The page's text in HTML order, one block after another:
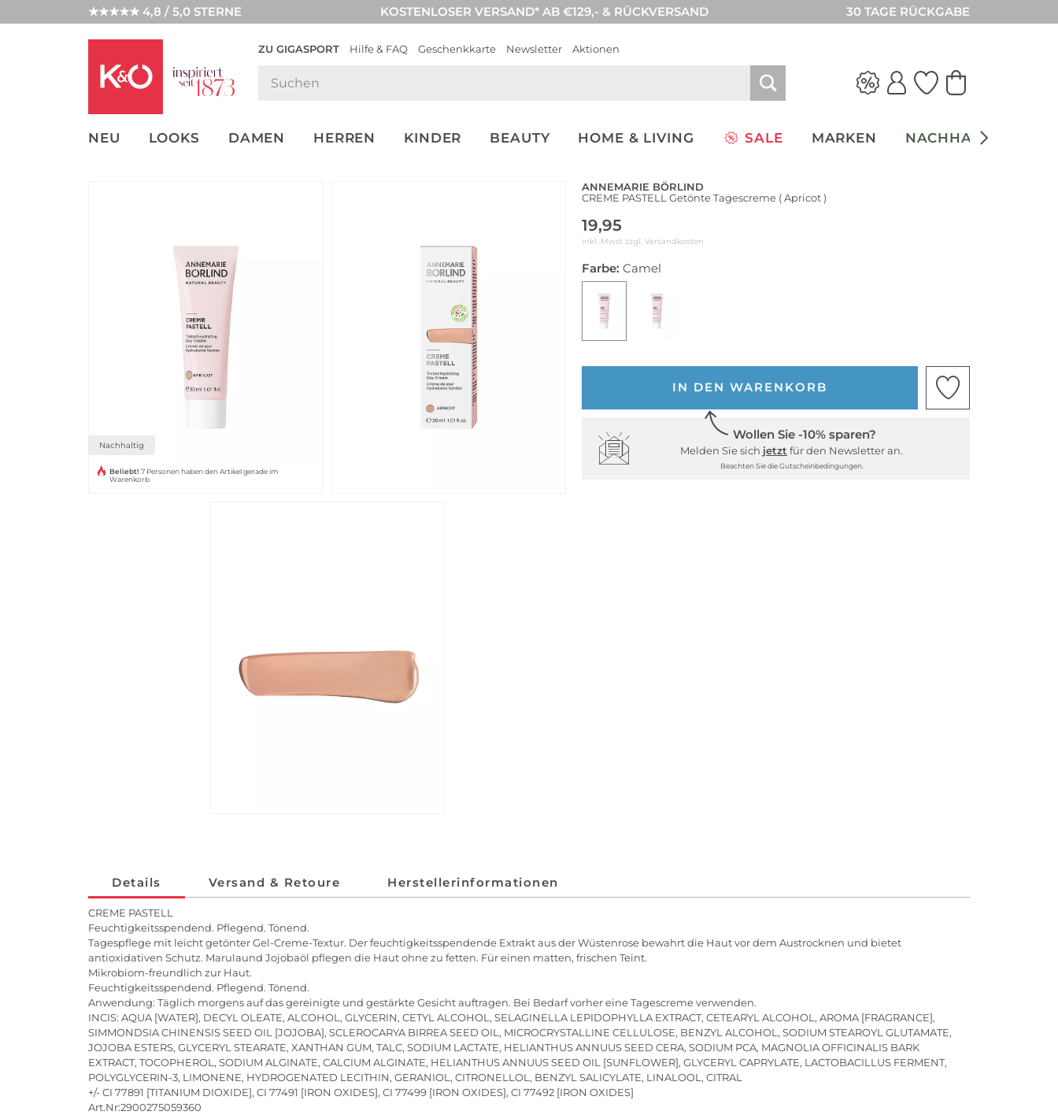
★★★★★ 4,8 / 5,0 STERNE KOSTENLOSER VERSAND* AB €129,- & RÜCKVERSAND 30 TAGE RÜCKGABE
ZU GIGASPORT Hilfe & FAQ Geschenkkarte Newsletter Aktionen
NEU LOOKS DAMEN HERREN KINDER BEAUTY HOME & LIVING SALE MARKEN NACHHALTIGKEIT
NEW IN
WEDDING
Nachhaltig
Beliebt! 7 Personen haben den Artikel gerade im
Warenkorb
ANNEMARIE BÖRLIND
CREME PASTELL Getönte Tagescreme ( Apricot )
19,95
inkl. Mwst zzgl. Versandkosten
Farbe: Camel
IN DEN WARENKORB
Wollen Sie -10% sparen?
Melden Sie sich jetzt für den Newsletter an.
Beachten Sie die Gutscheinbedingungen.
Details Versand & Retoure Herstellerinformationen
CREME PASTELL
Feuchtigkeitsspendend. Pflegend. Tönend.
Tagespflege mit leicht getönter Gel-Creme-Textur. Der feuchtigkeitsspendende Extrakt aus der Wüstenrose bewahrt die Haut vor dem Austrocknen und bietet
antioxidativen Schutz. Marulaund Jojobaöl pflegen die Haut ohne zu fetten. Für einen matten, frischen Teint.
Mikrobiom-freundlich zur Haut.
Feuchtigkeitsspendend. Pflegend. Tönend.
Anwendung: Täglich morgens auf das gereinigte und gestärkte Gesicht auftragen. Bei Bedarf vorher eine Tagescreme verwenden.
INCIS: AQUA [WATER], DECYL OLEATE, ALCOHOL, GLYCERIN, CETYL ALCOHOL, SELAGINELLA LEPIDOPHYLLA EXTRACT, CETEARYL ALCOHOL, AROMA [FRAGRANCE],
SIMMONDSIA CHINENSIS SEED OIL [JOJOBA], SCLEROCARYA BIRREA SEED OIL, MICROCRYSTALLINE CELLULOSE, BENZYL ALCOHOL, SODIUM STEAROYL GLUTAMATE,
JOJOBA ESTERS, GLYCERYL STEARATE, XANTHAN GUM, TALC, SODIUM LACTATE, HELIANTHUS ANNUUS SEED CERA, SODIUM PCA, MAGNOLIA OFFICINALIS BARK
EXTRACT, TOCOPHEROL, SODIUM ALGINATE, CALCIUM ALGINATE, HELIANTHUS ANNUUS SEED OIL [SUNFLOWER], GLYCERYL CAPRYLATE, LACTOBACILLUS FERMENT,
POLYGLYCERIN-3, LIMONENE, HYDROGENATED LECITHIN, GERANIOL, CITRONELLOL, BENZYL SALICYLATE, LINALOOL, CITRAL
+/- CI 77891 [TITANIUM DIOXIDE], CI 77491 [IRON OXIDES], CI 77499 [IRON OXIDES], CI 77492 [IRON OXIDES]
Art.Nr:2900275059360